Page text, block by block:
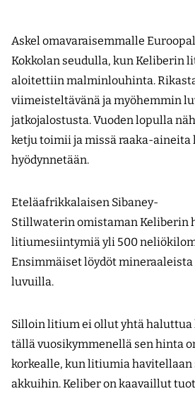
Askel omavaraisemmalle
Kokkolan seudulla, kun Keliberin
aloitettiin malminlouhinta.
viimeisteltävänä ja myöhemmin
jatkojalostusta. Vuoden lopulla
ketju toimii ja missä raaka-aineita
hyödynnetään.
Eteläafrikkalaisen Sibaney-
Stillwaterin omistaman Keliberin
litiumesiintymiä yli 500
Ensimmäiset löydöt mineraaleista
luvuilla.
Silloin litium ei ollut yhtä haluttua
tällä vuosikymmenellä sen hinta
korkealle, kun litiumia havitellaan
akkuihin. Keliber on kaavaillut